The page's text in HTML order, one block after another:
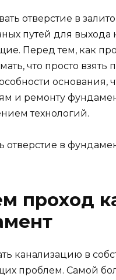
отверстие в
путей для
Перед тем, как
что просто взять
основания,
и ремонту
технологий.
отверстие в
проход
канализацию в
проблем. Самой